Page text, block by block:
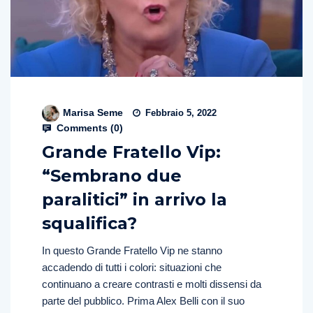
Marisa Seme Febbraio 5, 2022
Comments (0)
Grande Fratello Vip:
“Sembrano due
paralitici” in arrivo la
squalifica?
In questo Grande Fratello Vip ne stanno
accadendo di tutti i colori: situazioni che
continuano a creare contrasti e molti dissensi da
parte del pubblico. Prima Alex Belli con il suo